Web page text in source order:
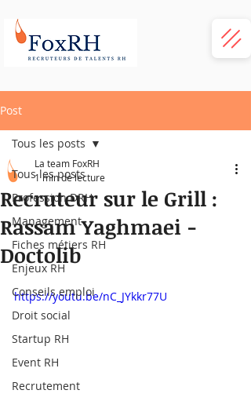
Post
Tous les posts
Profession DRH
Management
Fiches métiers RH
Enjeux RH
Conseils emploi
Droit social
Startup RH
Event RH
Recrutement
Tous les posts
Recruteur sur le Grill :
Rassam Yaghmaei -
Doctolib
La team FoxRH
1 min de lecture
https://youtu.be/nC_JYkkr77U